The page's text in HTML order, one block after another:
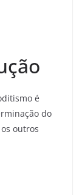
é
do
outros